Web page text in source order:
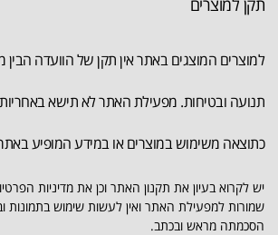
תקן למוצרים
למוצרים המוצגים באתר אין תקן של הוועדה
תנועה ובטיחות. מפעילת האתר לא תישא באחריות
כתוצאה משימוש במוצרים או במידע המופיע
יש לקרוא בעיון את תקנון האתר וכן את מדיניות
שמורות למפעילת האתר ואין לעשות שימוש בתמונות
הסכמתה מראש ובכתב.